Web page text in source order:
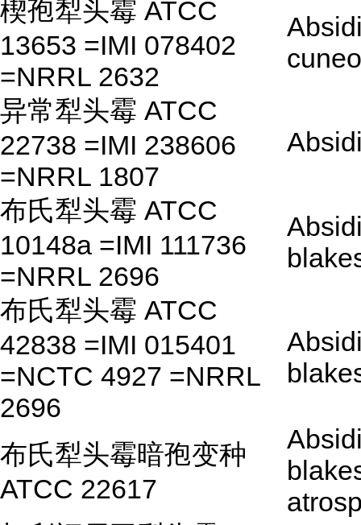
楔孢犁头霉 ATCC
13653 =IMI 078402
=NRRL 2632
异常犁头霉 ATCC
22738 =IMI 238606
=NRRL 1807
布氏犁头霉 ATCC
10148a =IMI 111736
=NRRL 2696
布氏犁头霉 ATCC
42838 =IMI 015401
=NCTC 4927 =NRRL
2696
布氏犁头霉暗孢变种
ATCC 22617